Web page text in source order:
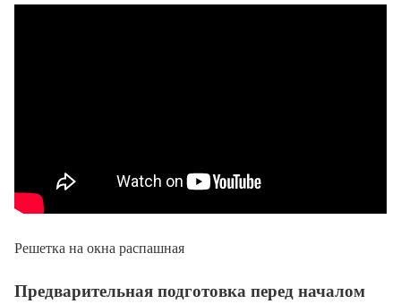
Решетка на окна распашная
Предварительная подготовка перед началом